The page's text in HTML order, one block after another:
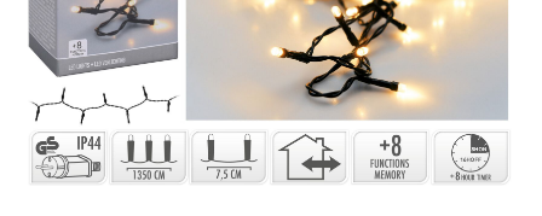
Wonen
Huishouden
Persoonlijke Verzorging